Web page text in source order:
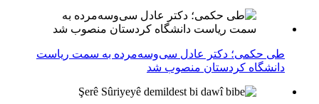
طی حکمی؛ دکتر عادل سی‌وسه‌مرده به سمت ریاست
دانشگاه کردستان منصوب شد